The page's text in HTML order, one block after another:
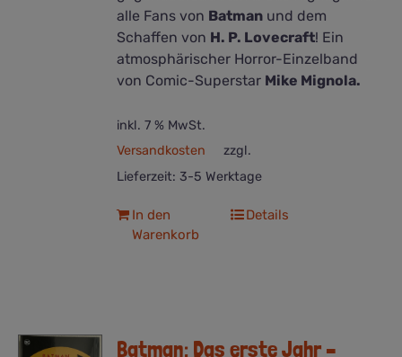
alle Fans von Batman und dem
Schaffen von H. P. Lovecraft! Ein
atmosphärischer Horror-Einzelband
von Comic-Superstar Mike Mignola.
inkl. 7 % MwSt.
zzgl.
Versandkosten
Lieferzeit: 3-5 Werktage
In den
Warenkorb
Details
Batman: Das erste Jahr –